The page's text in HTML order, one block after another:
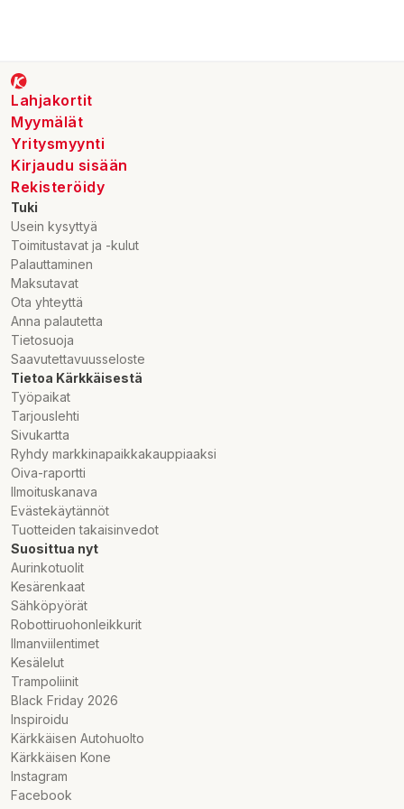
Lahjakortit
Myymälät
Yritysmyynti
Kirjaudu sisään
Rekisteröidy
Tuki
Usein kysyttyä
Toimitustavat ja -kulut
Palauttaminen
Maksutavat
Ota yhteyttä
Anna palautetta
Tietosuoja
Saavutettavuusseloste
Tietoa Kärkkäisestä
Työpaikat
Tarjouslehti
Sivukartta
Ryhdy markkinapaikkakauppiaaksi
Oiva-raportti
Ilmoituskanava
Evästekäytännöt
Tuotteiden takaisinvedot
Suosittua nyt
Aurinkotuolit
Kesärenkaat
Sähköpyörät
Robottiruohonleikkurit
Ilmanviilentimet
Kesälelut
Trampoliinit
Black Friday 2026
Inspiroidu
Kärkkäisen Autohuolto
Kärkkäisen Kone
Instagram
Facebook